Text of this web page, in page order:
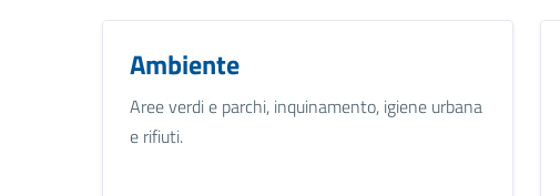
Ambiente
Aree verdi e parchi, inquinamento, igiene urbana
e rifiuti.